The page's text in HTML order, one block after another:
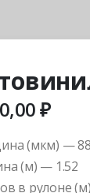
₽
(мкм) —
(м) — 1.52
в рулоне